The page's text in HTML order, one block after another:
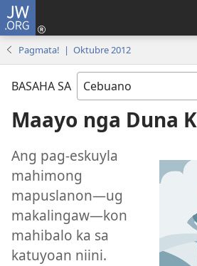
JW.ORG
Pagmata! | Oktubre 2012
BASAHA SA
Maayo nga Duna
Ang pag-eskuyla
mahimong
mapuslanon—ug
makalingaw—kon
mahibalo ka sa
katuyoan niini.